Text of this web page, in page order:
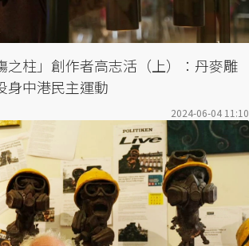
之柱」創作者高志活（上）：丹麥雕
身中港民主運動
2024-06-04 11:10